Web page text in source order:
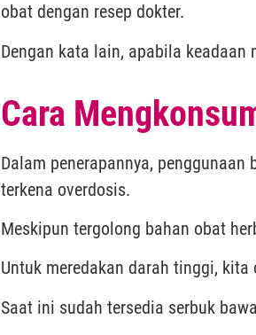
obat dengan resep dokter.
Dengan kata lain, apabila
Cara
Dalam penerapannya,
terkena overdosis.
Meskipun tergolong bahan obat
Untuk meredakan darah tinggi, kita
Saat ini sudah tersedia serbuk